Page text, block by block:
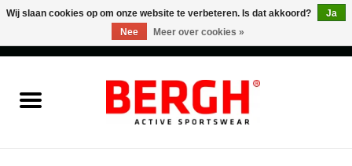
Wij slaan cookies op om onze website te verbeteren. Is dat akkoord?
Ja
Nee
Meer over cookies »